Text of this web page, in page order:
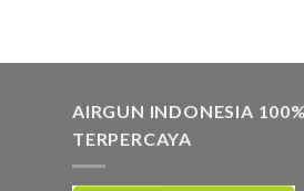
AIRGUN INDONESIA 100%
TERPERCAYA